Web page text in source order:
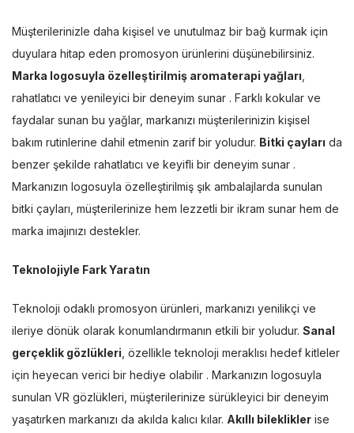
Müşterilerinizle daha kişisel ve unutulmaz bir bağ kurmak için
duyulara hitap eden promosyon ürünlerini düşünebilirsiniz.
Marka logosuyla özelleştirilmiş aromaterapi yağları
rahatlatıcı ve yenileyici bir deneyim sunar . Farklı kokular ve
faydalar sunan bu yağlar, markanızı müşterilerinizin kişisel
bakım rutinlerine dahil etmenin zarif bir yoludur. Bitki çayları da
benzer şekilde rahatlatıcı ve keyifli bir deneyim sunar .
Markanızın logosuyla özelleştirilmiş şık ambalajlarda sunulan
bitki çayları, müşterilerinize hem lezzetli bir ikram sunar hem de
marka imajınızı destekler.
Teknolojiyle Fark Yaratın
Teknoloji odaklı promosyon ürünleri, markanızı yenilikçi ve
ileriye dönük olarak konumlandırmanın etkili bir yoludur. Sanal
gerçeklik gözlükleri , özellikle teknoloji meraklısı hedef kitleler
için heyecan verici bir hediye olabilir . Markanızın logosuyla
sunulan VR gözlükleri, müşterilerinize sürükleyici bir deneyim
yaşatırken markanızı da akılda kalıcı kılar. Akıllı bileklikler ise